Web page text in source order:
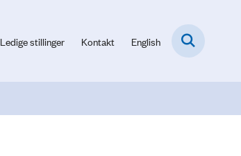
Ledige stillinger Kontakt English